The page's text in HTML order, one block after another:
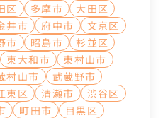
区 多摩市
大田区
井市 府中市
文京区
市 昭島市
杉並区
東大和市
東村山市
村山市
武蔵野市
東区 清瀬市
渋谷区
町田市
目黒区